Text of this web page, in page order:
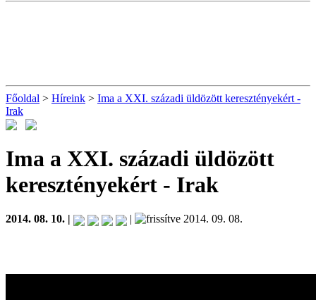
Főoldal > Híreink > Ima a XXI. századi üldözött keresztényekért -
Irak
Ima a XXI. századi üldözött
keresztényekért - Irak
2014. 08. 10. | | 2014. 09. 08.